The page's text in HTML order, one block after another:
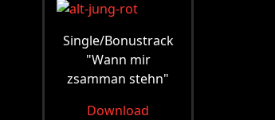
Single/Bonustrack
"Wann mir
zsamman stehn"
Download